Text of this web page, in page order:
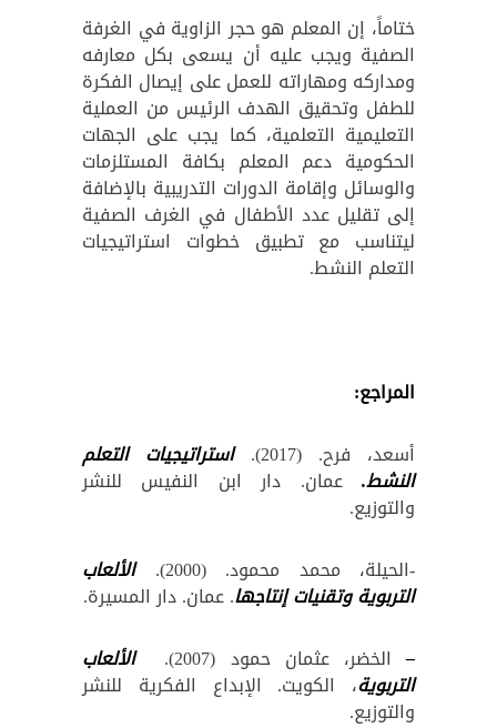
ختاماً، إن المعلم هو حجر الزاوية في الغرفة
الصفية ويجب عليه أن يسعى بكل معارفه
ومداركه ومهاراته للعمل على إيصال الفكرة
للطفل وتحقيق الهدف الرئيس من العملية
التعليمية التعلمية، كما يجب على الجهات
الحكومية دعم المعلم بكافة المستلزمات
والوسائل وإقامة الدورات التدريبية بالإضافة
إلى تقليل عدد الأطفال في الغرف الصفية
ليتناسب مع تطبيق خطوات استراتيجيات
التعلم النشط.
المراجع:
أسعد، فرح. (2017).
استراتيجيات التعلم
النشط. عمان. دار ابن النفيس للنشر
والتوزيع.
-الحيلة، محمد محمود. (2000).
الألعاب
التربوية وتقنيات إنتاجها. عمان. دار المسيرة.
–الخضر، عثمان حمود (2007). الألعاب
التربوية، الكويت. الإبداع الفكرية للنشر
والتوزيع.